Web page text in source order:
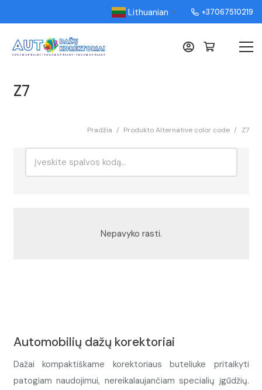
Lithuanian ▼ +37067510219
Z7
Pradžia / Produkto Alternative color code / Z7
Nepavyko rasti.
Automobilių dažų korektoriai
Dažai kompaktiškame korektoriaus buteliuke pritaikyti
patogiam naudojimui, nereikalaujančiam specialių įgūdžių.